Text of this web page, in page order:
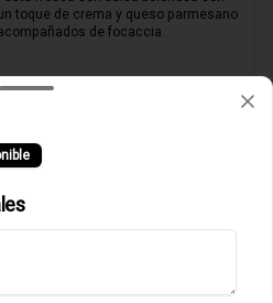
toque de crema y queso parmesano
de focaccia.
$10.500
de Berenjena
Lasagna de berenjenas con salsa
(tomates italianos triturados y un
de crema) y queso parmesano.